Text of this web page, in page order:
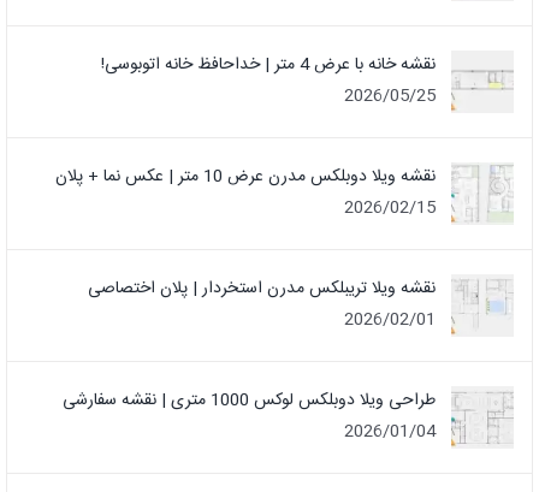
نقشه خانه با عرض 4 متر | خداحافظ خانه‌ اتوبوسی!
2026/05/25
نقشه ویلا دوبلکس مدرن عرض 10 متر | عکس نما + پلان
2026/02/15
نقشه ویلا تریبلکس مدرن استخردار | پلان اختصاصی
2026/02/01
طراحی ویلا دوبلکس لوکس 1000 متری | نقشه سفارشی
2026/01/04